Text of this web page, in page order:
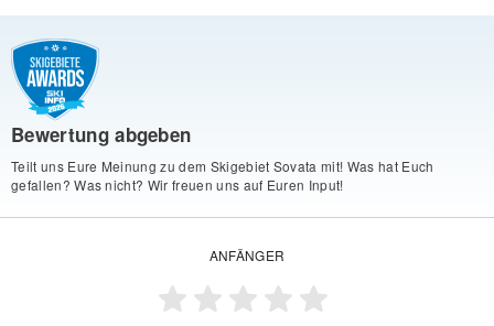
Bewertung abgeben
Teilt uns Eure Meinung zu dem Skigebiet Sovata mit! Was hat Euch
gefallen? Was nicht? Wir freuen uns auf Euren Input!
ANFÄNGER